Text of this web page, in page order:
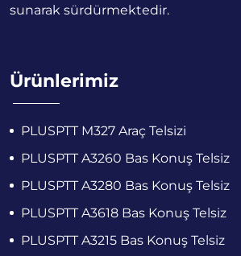
sunarak sürdürmektedir.
Ürünlerimiz
PLUSPTT M327 Araç Telsizi
PLUSPTT A3260 Bas Konuş Telsiz
PLUSPTT A3280 Bas Konuş Telsiz
PLUSPTT A3618 Bas Konuş Telsiz
PLUSPTT A3215 Bas Konuş Telsiz